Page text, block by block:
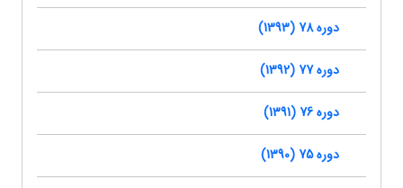
دوره 78 (1393)
دوره 77 (1392)
دوره 76 (1391)
دوره 75 (1390)